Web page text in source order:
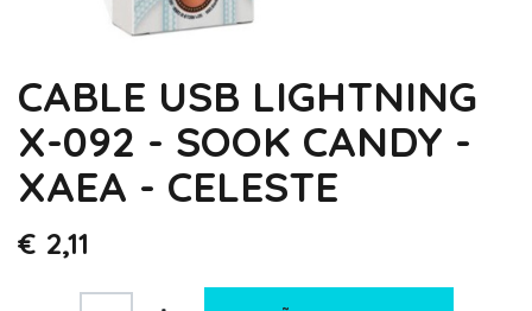
CABLE USB LIGHTNING
X-092 - SOOK CANDY -
XAEA - CELESTE
€ 2,11